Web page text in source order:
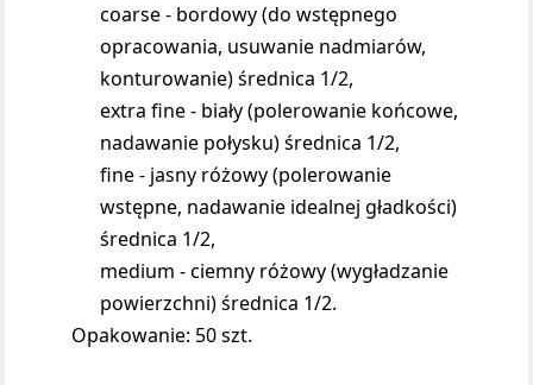
coarse - bordowy (do wstępnego
opracowania, usuwanie nadmiarów,
konturowanie) średnica 1/2,
extra fine - biały (polerowanie końcowe,
nadawanie połysku) średnica 1/2,
fine - jasny różowy (polerowanie
wstępne, nadawanie idealnej gładkości)
średnica 1/2,
medium - ciemny różowy (wygładzanie
powierzchni) średnica 1/2.
Opakowanie: 50 szt.